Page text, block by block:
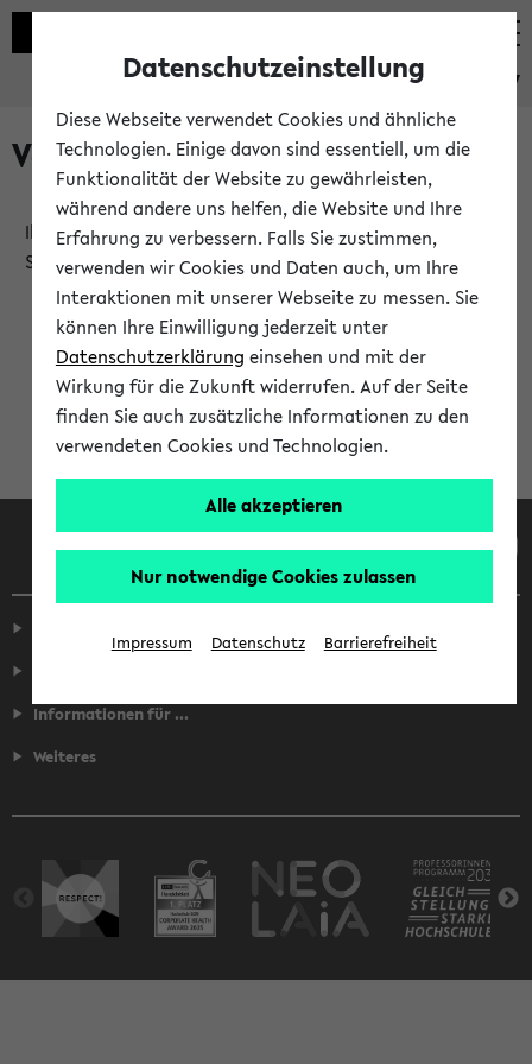
eKVV
Verlauf
Ihr Verlauf ist leer. Er wird sich im Verlauf Ihrer eKVV
Sitzung füllen.
Informationen für ...
Weiteres
Datenschutzeinstellung
Diese Webseite verwendet Cookies und ähnliche
Technologien. Einige davon sind essentiell, um die
Funktionalität der Website zu gewährleisten,
während andere uns helfen, die Website und Ihre
Erfahrung zu verbessern. Falls Sie zustimmen,
verwenden wir Cookies und Daten auch, um Ihre
Interaktionen mit unserer Webseite zu messen. Sie
können Ihre Einwilligung jederzeit unter
Datenschutzerklärung einsehen und mit der
Wirkung für die Zukunft widerrufen. Auf der Seite
finden Sie auch zusätzliche Informationen zu den
verwendeten Cookies und Technologien.
Alle akzeptieren
Nur notwendige Cookies zulassen
Impressum Datenschutz Barrierefreiheit